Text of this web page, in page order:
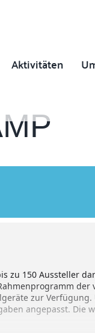
Aktivitäten
zu 150 Aussteller
der
zur Verfügung.
angepasst. Die